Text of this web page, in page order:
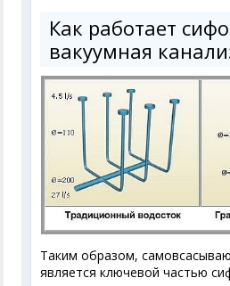
Как работает
вакуумная
Таким образом,
является ключевой частью